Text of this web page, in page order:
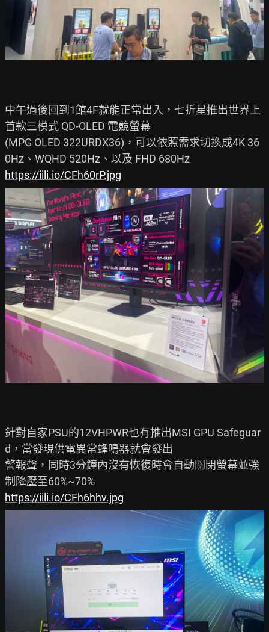
中午過後回到1館4F就能正常出入，七折星推出世界上
首款三模式 QD-OLED 電競螢幕
(MPG OLED 322URDX36)，可以依照需求切換成4K 36
https://iili.io/CFh60rP.jpg
針對自家PSU的12VHPWR也有推出MSI GPU Safeguar
d，當發現供電異常蜂鳴器就會發出
警報聲，同時3分鐘內沒有恢復時會自動關閉螢幕並強
https://iili.io/CFh6hhv.jpg